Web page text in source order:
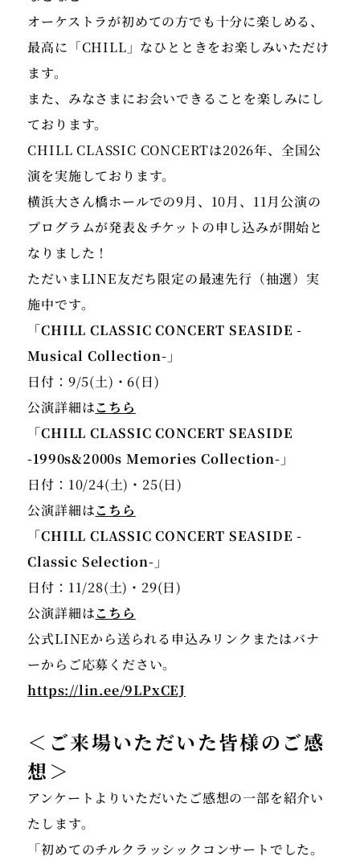
オーケストラが初めての方でも十分に楽しめる、
最高に「CHILL」なひとときをお楽しみいただけ
ます。
また、みなさまにお会いできることを楽しみにし
ております。
CHILL CLASSIC CONCERTは2026年、全国公
演を実施しております。
横浜大さん橋ホールでの9月、10月、11月公演の
プログラムが発表＆チケットの申し込みが開始と
なりました！
ただいまLINE友だち限定の最速先行（抽選）実
「CHILL CLASSIC CONCERT SEASIDE -
日付：9/5(土)・6(日)
公演詳細はこちら
「CHILL CLASSIC CONCERT SEASIDE
-1990s&2000s Memories Collection-」
日付：10/24(土)・25(日)
公演詳細はこちら
「CHILL CLASSIC CONCERT SEASIDE -
日付：11/28(土)・29(日)
公演詳細はこちら
公式LINEから送られる申込みリンクまたはバナ
https://lin.ee/9LPxCEJ
＜ご来場いただいた皆様のご感
想＞
アンケートよりいただいたご感想の一部を紹介い
たします。
「初めてのチルクラッシックコンサートでした。